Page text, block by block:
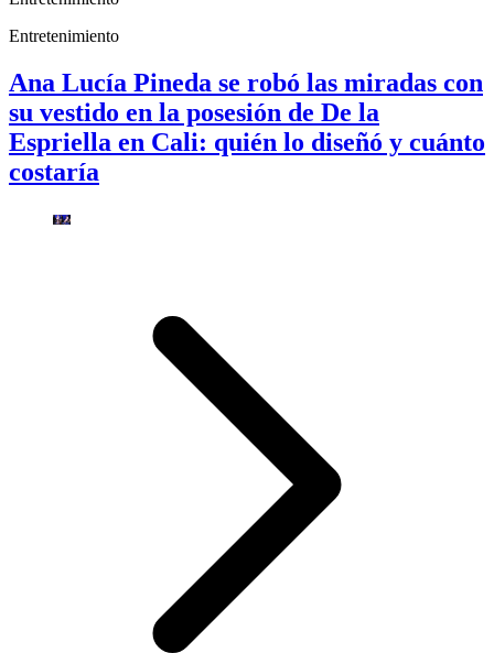
Entretenimiento
Ana Lucía Pineda se robó las miradas con
su vestido en la posesión de De la
Espriella en Cali: quién lo diseñó y cuánto
costaría